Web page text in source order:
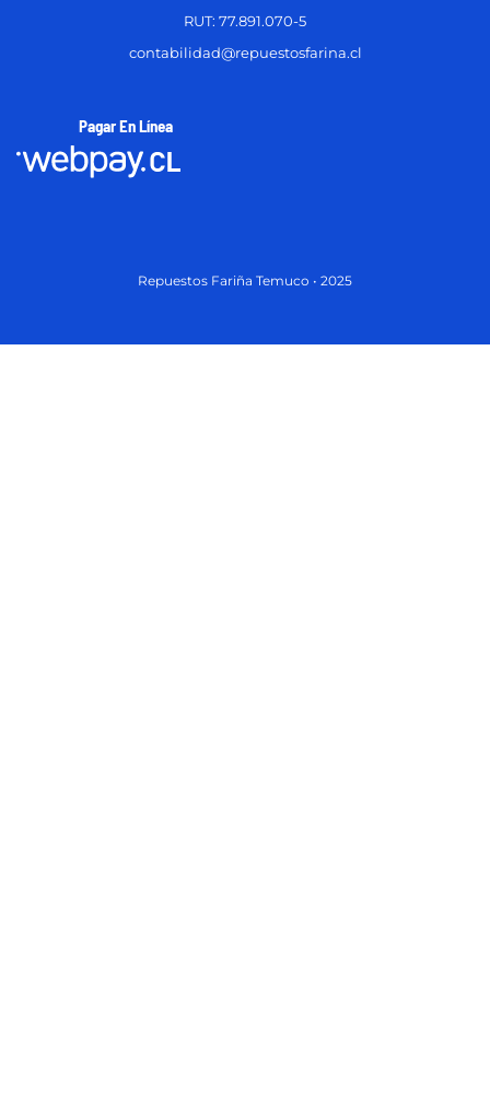
RUT: 77.891.070-5
contabilidad@repuestosfarina.cl
Pagar En Línea
Repuestos Fariña Temuco • 2025